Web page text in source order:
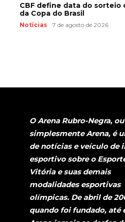
CBF define data do sorteio
da Copa do Brasil
Notícias 7 de agosto de 2026
O Arena Rubro-Negra, ou
simplesmente Arena, é
de notícias e veículo de
esportivo sobre o
Vitória e suas demais
modalidades esportivas
olímpicas. De abril de
quando foi fundado, até